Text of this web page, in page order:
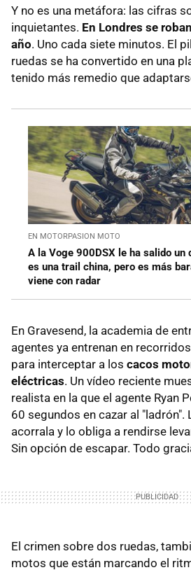
Y no es una metáfora: las cifras
inquietantes. En Londres se
año. Uno cada siete minutos. El
ruedas se ha convertido en una
tenido más remedio que
EN MOTORPASION MOTO
A la Voge 900DSX le ha salido un
es una trail china, pero es más
viene con radar
En Gravesend, la academia de
agentes ya entrenan en
para interceptar a los cacos
eléctricas. Un vídeo reciente
realista en la que el agente Ryan
60 segundos en cazar al "ladrón".
acorrala y lo obliga a rendirse
Sin opción de escapar. Todo
El crimen sobre dos ruedas,
motos que están marcando el